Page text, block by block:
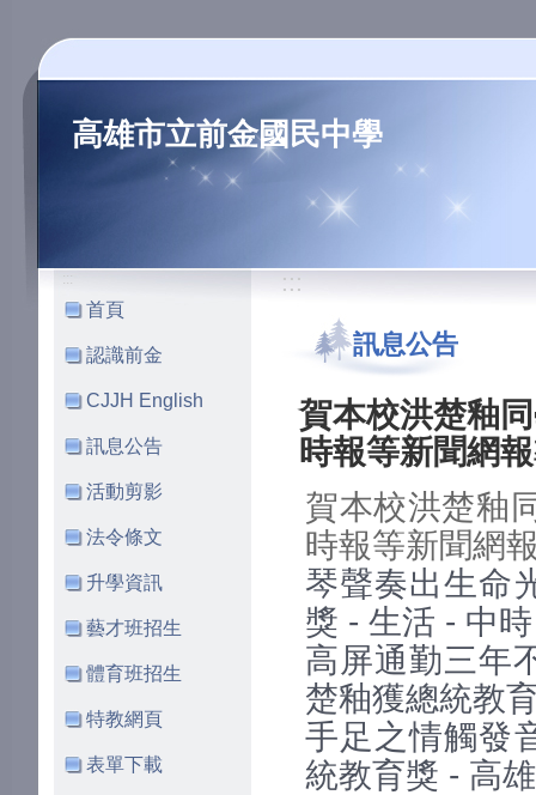
高雄市立前金國民中學
:::
首頁
認識前金
CJJH English
訊息公告
活動剪影
法令條文
升學資訊
藝才班招生
體育班招生
特教網頁
表單下載
:::
訊息公告
賀本校洪楚釉
時報等新聞網
賀本校洪楚釉
時報等新聞網
琴聲奏出生命
獎 - 生活 - 中時
高屏通勤三年
楚釉獲總統教
手足之情觸發
統教育獎 - 高